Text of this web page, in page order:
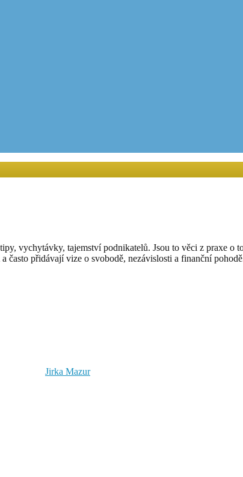
vychytávky, tajemství podnikatelů. Jsou to věci z praxe o
přidávají vize o svobodě, nezávislosti a finanční
Jirka Mazur